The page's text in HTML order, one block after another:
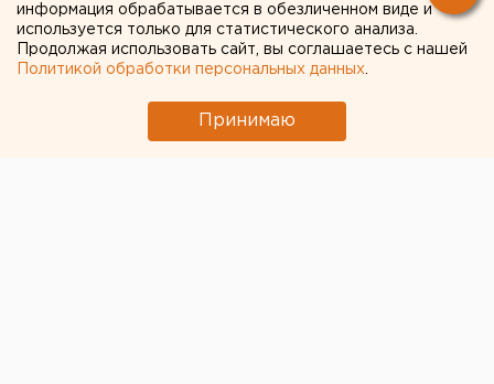
информация обрабатывается в обезличенном виде и
используется только для статистического анализа.
Продолжая использовать сайт, вы соглашаетесь с нашей
Политикой обработки персональных данных
Принимаю